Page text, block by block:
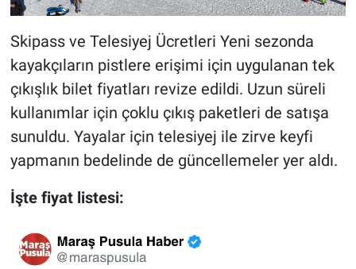
Skipass ve Telesiyej Ücretleri Yeni sezonda
kayakçıların pistlere erişimi için uygulanan tek
çıkışlık bilet fiyatları revize edildi. Uzun süreli
kullanımlar için çoklu çıkış paketleri de satışa
sunuldu. Yayalar için telesiyej ile zirve keyfi
yapmanın bedelinde de güncellemeler yer aldı.
İşte fiyat listesi: